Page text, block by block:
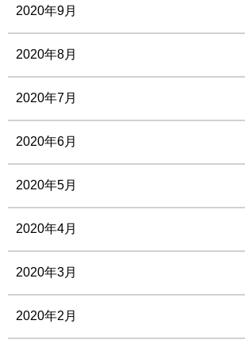
2020年9月
2020年8月
2020年7月
2020年6月
2020年5月
2020年4月
2020年3月
2020年2月